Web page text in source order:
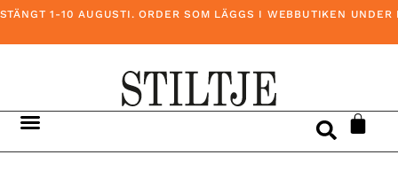
1-10 AUGUSTI. ORDER SOM LÄGGS I WEBBUTIKEN UNDER